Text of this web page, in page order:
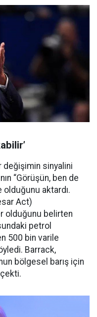
değişimin sinyalini
“Görüşün, ben de
olduğunu aktardı.
Act)
olduğunu belirten
petrol
500 bin varile
Barrack,
bölgesel barış için